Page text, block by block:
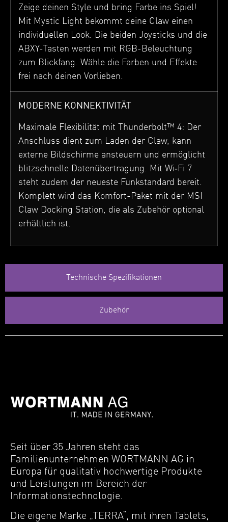
Technische Spezifikationen
Zubehör
Zeige deinen Style und bring Farbe ins Spiel!
Mit Mystic Light bekommt deine Claw einen
individuellen Look. Die beiden Joysticks und die
ABXY-Tasten werden mit RGB-Beleuchtung
zum Blickfang. Wähle die Farben und Effekte
frei nach deinen Vorlieben.
MODERNE KONNEKTIVITÄT
Maximale Flexibilität mit Thunderbolt™ 4: Der
Anschluss dient zum Laden der Claw, kann
externe Bildschirme ansteuern und ermöglicht
blitzschnelle Datenübertragung. Mit Wi‑Fi 7
steht zudem der neueste Funkstandard bereit.
Komplett wird das Komfort-Paket mit der MSI
Claw Docking Station, die als Zubehör optional
erhältlich ist.
Seit über 35 Jahren steht das
Familienunternehmen WORTMANN AG in
Europa für qualitativ hochwertige Produkte
und Leistungen im Bereich der
Informationstechnologie.
Die eigene Marke „TERRA“, mit ihren Tablets,